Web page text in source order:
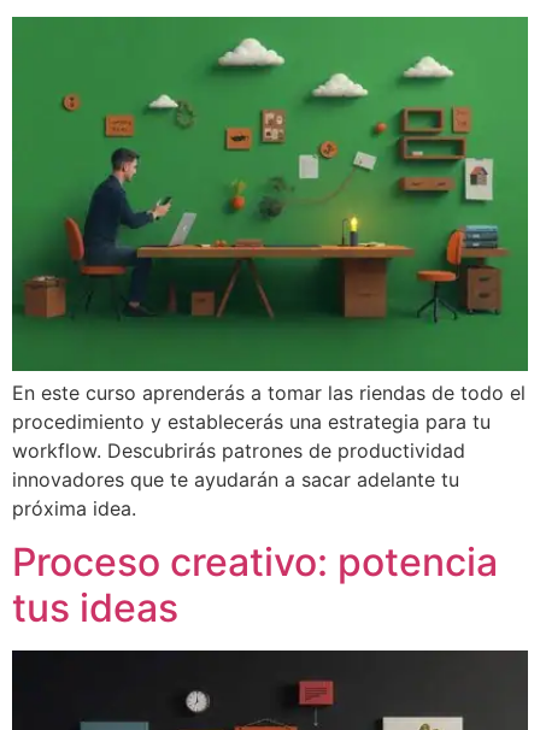
En este curso aprenderás a tomar las riendas de todo el
procedimiento y establecerás una estrategia para tu
workflow. Descubrirás patrones de productividad
innovadores que te ayudarán a sacar adelante tu
próxima idea.
Proceso creativo: potencia
tus ideas